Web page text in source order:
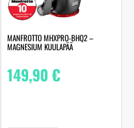
MANFROTTO MHXPRO-BHQ2 –
MAGNESIUM KUULAPÄÄ
149,90€